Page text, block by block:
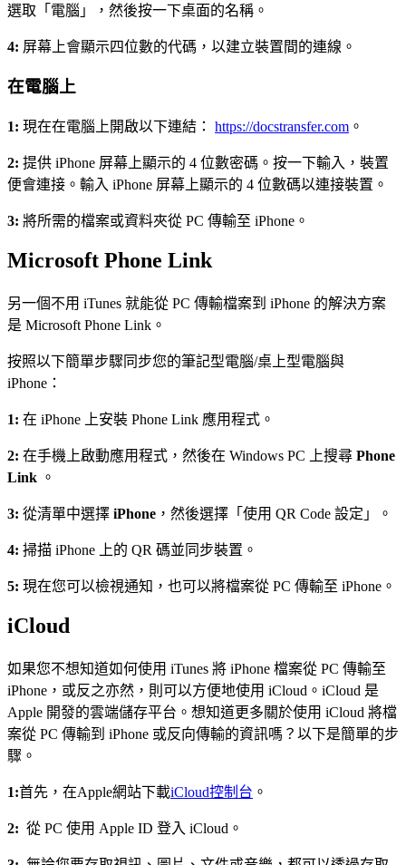
選取「電腦」，然後按一下桌面的名稱。
4: 屏幕上會顯示四位數的代碼，以建立裝置間的連線。
在電腦上
1: 現在在電腦上開啟以下連結： https://docstransfer.com 。
2: 提供 iPhone 屏幕上顯示的 4 位數密碼。按一下輸入，裝置
便會連接。輸入 iPhone 屏幕上顯示的 4 位數碼以連接裝置。
3: 將所需的檔案或資料夾從 PC 傳輸至 iPhone。
Microsoft Phone Link
另一個不用 iTunes 就能從 PC 傳輸檔案到 iPhone 的解決方案
是 Microsoft Phone Link。
按照以下簡單步驟同步您的筆記型電腦/桌上型電腦與
iPhone：
1: 在 iPhone 上安裝 Phone Link 應用程式。
2: 在手機上啟動應用程式，然後在 Windows PC 上搜尋 Phone
Link 。
3: 從清單中選擇 iPhone ，然後選擇「使用 QR Code 設定」。
4: 掃描 iPhone 上的 QR 碼並同步裝置。
5: 現在您可以檢視通知，也可以將檔案從 PC 傳輸至 iPhone。
iCloud
如果您不想知道如何使用 iTunes 將 iPhone 檔案從 PC 傳輸至
iPhone，或反之亦然，則可以方便地使用 iCloud。iCloud 是
Apple 開發的雲端儲存平台。想知道更多關於使用 iCloud 將檔
案從 PC 傳輸到 iPhone 或反向傳輸的資訊嗎？以下是簡單的步
驟。
1:首先，在Apple網站下載iCloud控制台 。
2: 從 PC 使用 Apple ID 登入 iCloud。